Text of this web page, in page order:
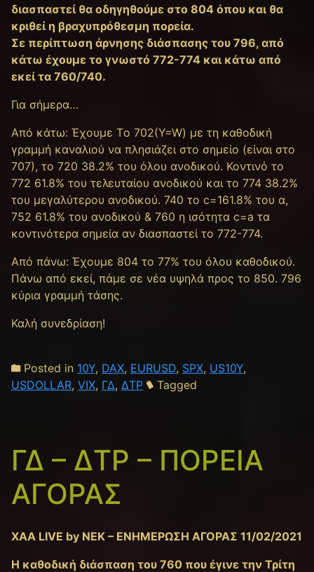
διασπαστεί θα οδηγηθούμε στο 804 όπου και θα
κριθεί η βραχυπρόθεσμη πορεία.
Σε περίπτωση άρνησης διάσπασης του 796, από
κάτω έχουμε το γνωστό 772-774 και κάτω από
εκεί τα 760/740.
Για σήμερα…
Από κάτω: Έχουμε Tο 702(Y=W) με τη καθοδική
γραμμή καναλιού να πλησιάζει στο σημείο (είναι στο
707), τo 720 38.2% του όλου ανοδικού. Κοντινό το
772 61.8% του τελευταίου ανοδικού και το 774 38.2%
του μεγαλύτερου ανοδικού. 740 το c=161.8% του α,
752 61.8% του ανοδικού & 760 η ισότητα c=a τα
κοντινότερα σημεία αν διασπαστεί το 772-774.
Από πάνω: Έχουμε 804 το 77% του όλου καθοδικού.
Πάνω από εκεί, πάμε σε νέα υψηλά προς το 850. 796
κύρια γραμμή τάσης.
Καλή συνεδρίαση!
Posted in 10Y, DAX, EURUSD, SPX, US10Y,
USDOLLAR, VIX, ΓΔ, ΔΤΡ Tagged
ΓΔ – ΔΤΡ – ΠΟΡΕΙΑ
ΑΓΟΡΑΣ
XAA LIVE by NEK – ΕΝΗΜΕΡΩΣΗ ΑΓΟΡΑΣ 11/02/2021
H καθοδική διάσπαση του 760 που έγινε την Τρίτη